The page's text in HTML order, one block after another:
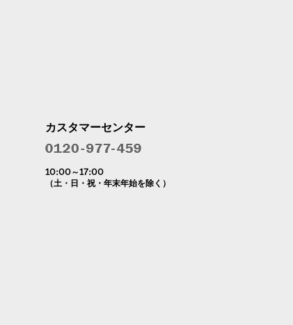
カスタマーセンター
10:00～17:00
（土・日・祝・年末年始を除く）